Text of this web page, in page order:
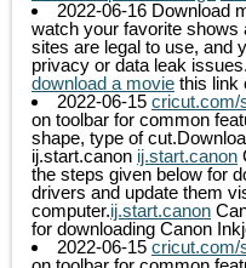
2022-06-16 Download
watch your favorite shows
sites are legal to use, and
privacy or data leak
download a movie this link
2022-06-15 cricut.com/
on toolbar for common
shape, type of
ij.start.canon ij.start.canon
the steps given below for
drivers and update them
computer.ij.start.canon
for downloading Canon
2022-06-15 cricut.com/